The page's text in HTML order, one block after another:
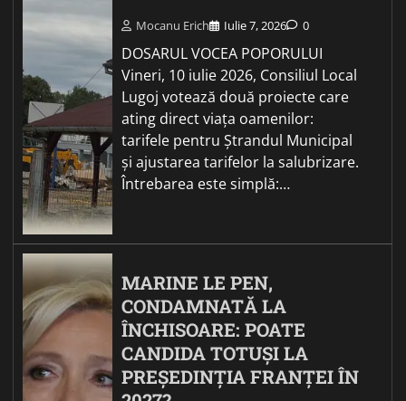
Mocanu Erich Iulie 7, 2026 0
DOSARUL VOCEA POPORULUI
Vineri, 10 iulie 2026, Consiliul Local
Lugoj votează două proiecte care
ating direct viața oamenilor:
tarifele pentru Ștrandul Municipal
și ajustarea tarifelor la salubrizare.
Întrebarea este simplă:…
MARINE LE PEN,
CONDAMNATĂ LA
ÎNCHISOARE: POATE
CANDIDA TOTUȘI LA
PREȘEDINȚIA FRANȚEI ÎN